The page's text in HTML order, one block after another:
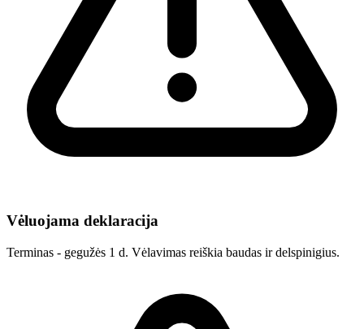
Vėluojama deklaracija
Terminas - gegužės 1 d. Vėlavimas reiškia baudas ir delspinigius.